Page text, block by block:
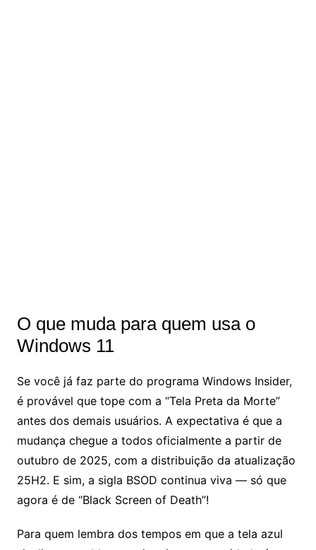
O que muda para quem usa o
Windows 11
Se você já faz parte do programa Windows Insider,
é provável que tope com a “Tela Preta da Morte”
antes dos demais usuários. A expectativa é que a
mudança chegue a todos oficialmente a partir de
outubro de 2025, com a distribuição da atualização
25H2. E sim, a sigla BSOD continua viva — só que
agora é de “Black Screen of Death”!
Para quem lembra dos tempos em que a tela azul